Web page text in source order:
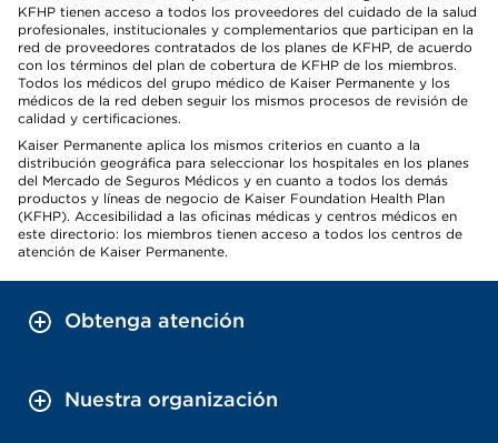
KFHP tienen acceso a todos los proveedores del cuidado de la salud
profesionales, institucionales y complementarios que participan en la
red de proveedores contratados de los planes de KFHP, de acuerdo
con los términos del plan de cobertura de KFHP de los miembros.
Todos los médicos del grupo médico de Kaiser Permanente y los
médicos de la red deben seguir los mismos procesos de revisión de
calidad y certificaciones.
Kaiser Permanente aplica los mismos criterios en cuanto a la
distribución geográfica para seleccionar los hospitales en los planes
del Mercado de Seguros Médicos y en cuanto a todos los demás
productos y líneas de negocio de Kaiser Foundation Health Plan
(KFHP). Accesibilidad a las oficinas médicas y centros médicos en
este directorio: los miembros tienen acceso a todos los centros de
atención de Kaiser Permanente.
Obtenga atención
Nuestra organización